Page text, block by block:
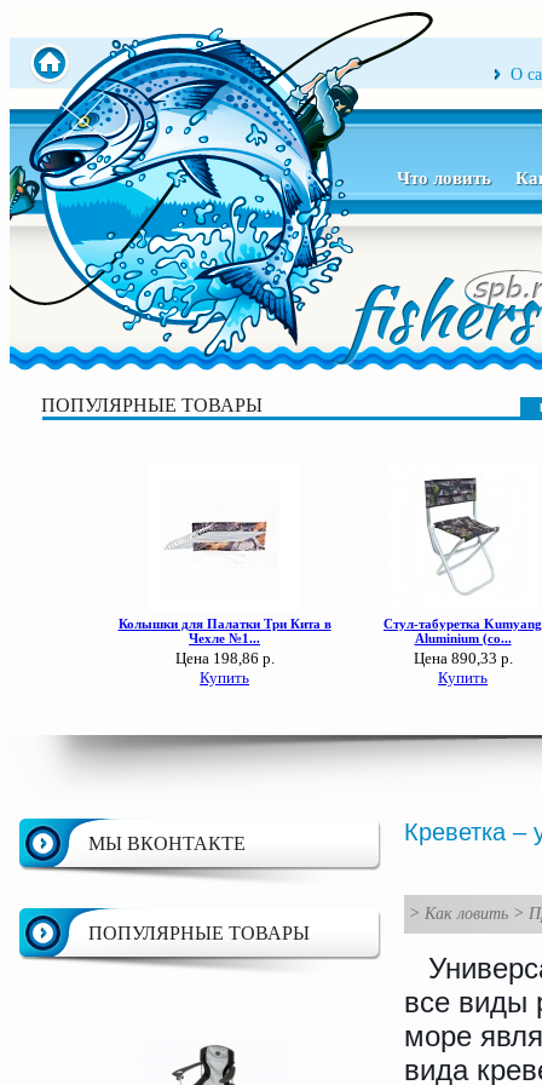
О
Что ловить
ПОПУЛЯРНЫЕ ТОВАРЫ
МЫ ВКОНТАКТЕ
ПОПУЛЯРНЫЕ ТОВАРЫ
Креветка –
> Как ловить >
все виды
море
вида